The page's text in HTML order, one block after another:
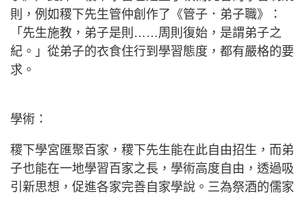
則，例如稷下先生管仲創作了《管子．弟子職》：
「先生施教，弟子是則……周則復始，是謂弟子之
紀。」從弟子的衣食住行到學習態度，都有嚴格的要
求。
學術：
稷下學宮匯聚百家，稷下先生能在此自由招生，而弟
子也能在一地學習百家之長，學術高度自由，透過吸
引新思想，促進各家完善自家學說。三為祭酒的儒家